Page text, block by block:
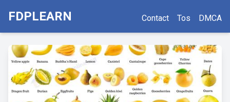
FDPLEARN Contact Tos DMCA